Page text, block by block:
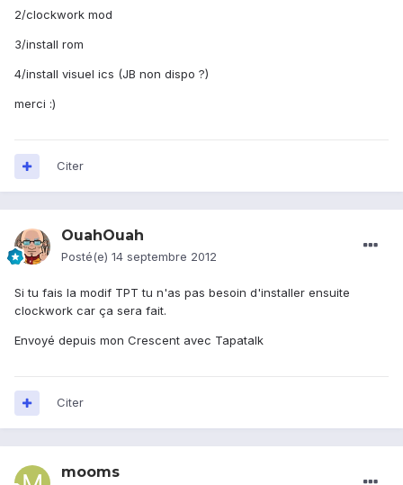
2/clockwork mod
3/install rom
4/install visuel ics (JB non dispo ?)
merci :)
Citer
OuahOuah
Posté(e) 14 septembre 2012
Si tu fais la modif TPT tu n'as pas besoin d'installer ensuite
clockwork car ça sera fait.
Envoyé depuis mon Crescent avec Tapatalk
Citer
mooms